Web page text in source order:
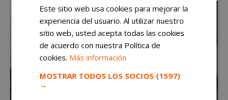
Este sitio web usa cookies para mejorar la
experiencia del usuario. Al utilizar nuestro
sitio web, usted acepta todas las cookies
de acuerdo con nuestra Política de
cookies. Más información
MOSTRAR TODOS LOS SOCIOS (1597)
→